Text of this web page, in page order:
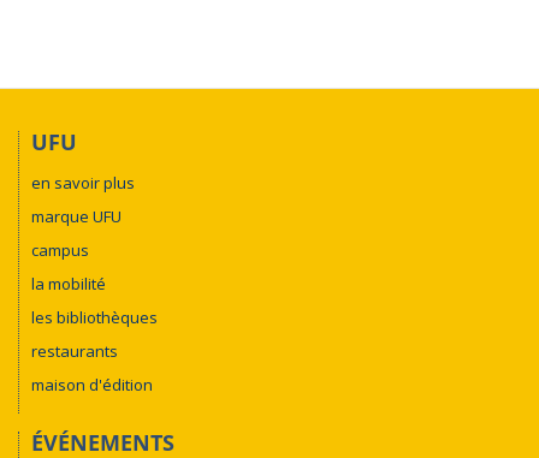
UFU
en savoir plus
marque UFU
campus
la mobilité
les bibliothèques
restaurants
maison d'édition
ÉVÉNEMENTS